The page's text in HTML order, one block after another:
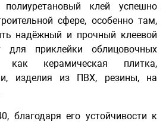
полиуретановый клей успешно
сфере, особенно там,
надёжный и прочный клеевой
приклейки облицовочных
как керамическая плитка,
изделия из ПВХ, резины, на
благодаря его устойчивости к